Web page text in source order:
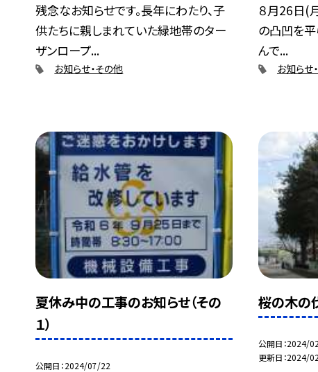
残念なお知らせです。長年にわたり、子
供たちに親しまれていた緑地帯のター
ザンロープ...
お知らせ・その他
８月26日(
の凸凹を平
んで...
お知らせ
夏休み中の工事のお知らせ（その
１）
公開日 2024/07/22
桜の木の
公開日 2024/
更新日 2024/